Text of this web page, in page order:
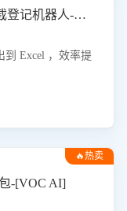
抖音小店已发货仅退款拦截登记机器人-八爪鱼
到 Excel ，效率提
🔥热卖
-[VOC AI]